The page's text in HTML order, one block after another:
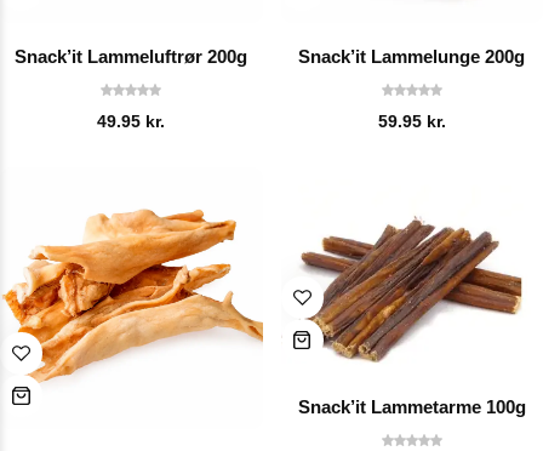
Snack’it Lammeluftrør 200g
49.95 kr.
Snack’it Lammelunge 200g
59.95 kr.
Snack’it Lammetarme 100g